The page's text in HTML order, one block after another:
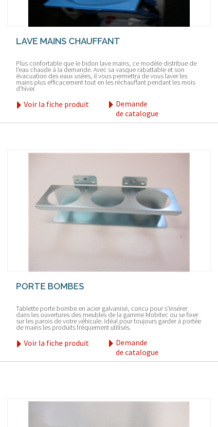
LAVE MAINS CHAUFFANT
Plus confortable que le bidon lave mains, ce modèle distribue de
l'eau chaude à la demande. Avec sa vasque rabattable et son
évacuation des eaux usées, il vous permettra de vous laver les
mains plus efficacement tout en les réchauffant pendant les mois
d'hiver.
Voir la fiche produit
Demande
de catalogue
PORTE BOMBES
Tablette porte bombe en acier galvanisé, concu pour s'insérer
dans les ouvertures des meubles de la gamme Mobitec ou se fixer
sur les parois de votre véhicule. Idéal pour toujours garder à portée
de mains les produits fréquement utilisés.
Voir la fiche produit
Demande
de catalogue